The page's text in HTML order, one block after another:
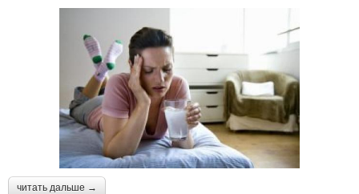
читать дальше →